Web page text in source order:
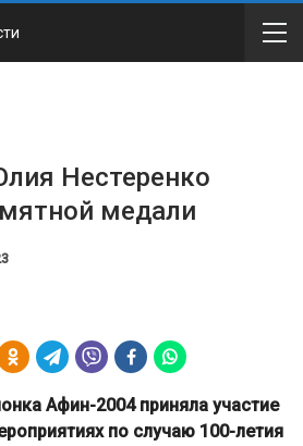
Нестеренко
медали
Афин-2004 приняла участие
по случаю 100-летия